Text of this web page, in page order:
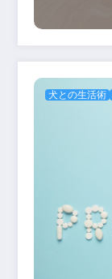
犬との生活術